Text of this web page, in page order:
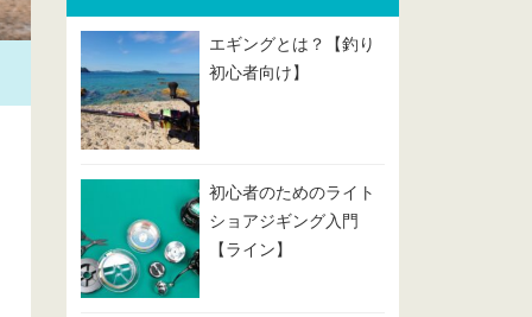
エギングとは？【釣り
初心者向け】
初心者のためのライト
ショアジギング入門
【ライン】